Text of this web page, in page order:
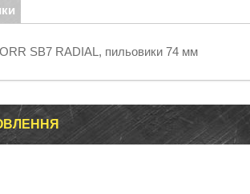
SB7 RADIAL, пильовики 74 мм